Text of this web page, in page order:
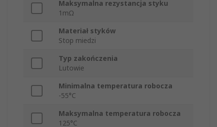
Maksymalna rezystancja styku
1mΩ
Materiał styków
Stop miedzi
Typ zakończenia
Lutowie
Minimalna temperatura robocza
-55°C
Maksymalna temperatura robocza
125°C